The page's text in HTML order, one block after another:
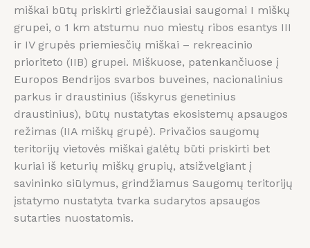
miškai būtų priskirti griežčiausiai saugomai I miškų
grupei, o 1 km atstumu nuo miestų ribos esantys III
ir IV grupės priemiesčių miškai – rekreacinio
prioriteto (IIB) grupei. Miškuose, patenkančiuose į
Europos Bendrijos svarbos buveines, nacionalinius
parkus ir draustinius (išskyrus genetinius
draustinius), būtų nustatytas ekosistemų apsaugos
režimas (IIA miškų grupė). Privačios saugomų
teritorijų vietovės miškai galėtų būti priskirti bet
kuriai iš keturių miškų grupių, atsižvelgiant į
savininko siūlymus, grindžiamus Saugomų teritorijų
įstatymo nustatyta tvarka sudarytos apsaugos
sutarties nuostatomis.